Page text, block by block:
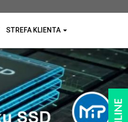
STREFA KLIENTA